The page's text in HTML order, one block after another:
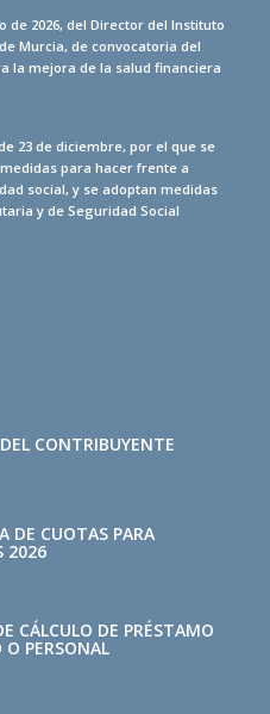
de 2026, del Director del Instituto
Murcia, de convocatoria del
la mejora de la salud financiera
23 de diciembre, por el que se
para hacer frente a
social, y se adoptan medidas
y de Seguridad Social
CONTRIBUYENTE
DE CUOTAS PARA
2026
CÁLCULO DE PRÉSTAMO
O PERSONAL